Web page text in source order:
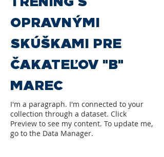
OPRAVNÝMI
SKÚŠKAMI PRE
ČAKATEĽOV "B"
MAREC
I'm a paragraph. I'm connected to your
collection through a dataset. Click
Preview to see my content. To update me,
go to the Data Manager.